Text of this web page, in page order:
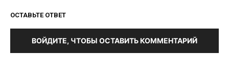
ОСТАВЬТЕ ОТВЕТ
ВОЙДИТЕ, ЧТОБЫ ОСТАВИТЬ КОММЕНТАРИЙ